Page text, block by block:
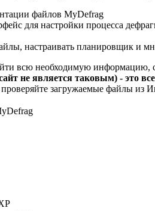
файлов MyDefrag
для настройки процесса
настраивать планировщик и
всю необходимую информацию,
не является таковым) - это
загружаемые файлы из